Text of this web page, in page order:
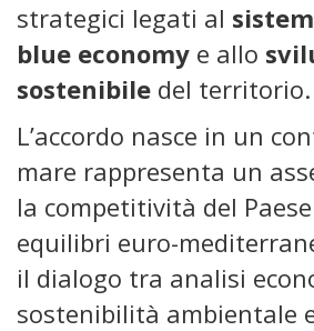
strategici legati al
blue economy e allo
sostenibile del territorio.
L’accordo nasce in un
mare rappresenta un
la competitività del
equilibri euro-
il dialogo tra analisi
sostenibilità ambientale